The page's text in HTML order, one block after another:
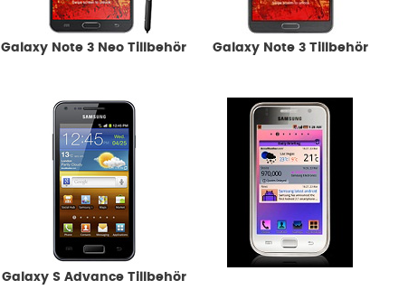
Galaxy Note 3 Neo Tillbehör Galaxy Note 3 Tillbehör
Galaxy S Advance Tillbehör